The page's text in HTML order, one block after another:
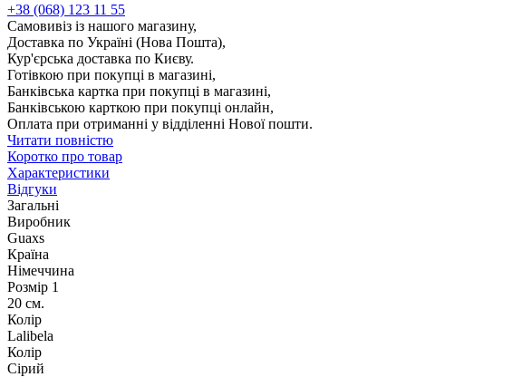
+38 (068) 123 11 55
Самовивіз із нашого магазину,
Доставка по Україні (Нова Пошта),
Кур'єрська доставка по Києву.
Готівкою при покупці в магазині,
Банківська картка при покупці в магазині,
Банківською карткою при покупці онлайн,
Оплата при отриманні у відділенні Нової пошти.
Читати повністю
Коротко про товар
Характеристики
Відгуки
Загальні
Виробник
Guaxs
Країна
Німеччина
Розмір 1
20 см.
Колір
Lalibela
Колір
Сірий